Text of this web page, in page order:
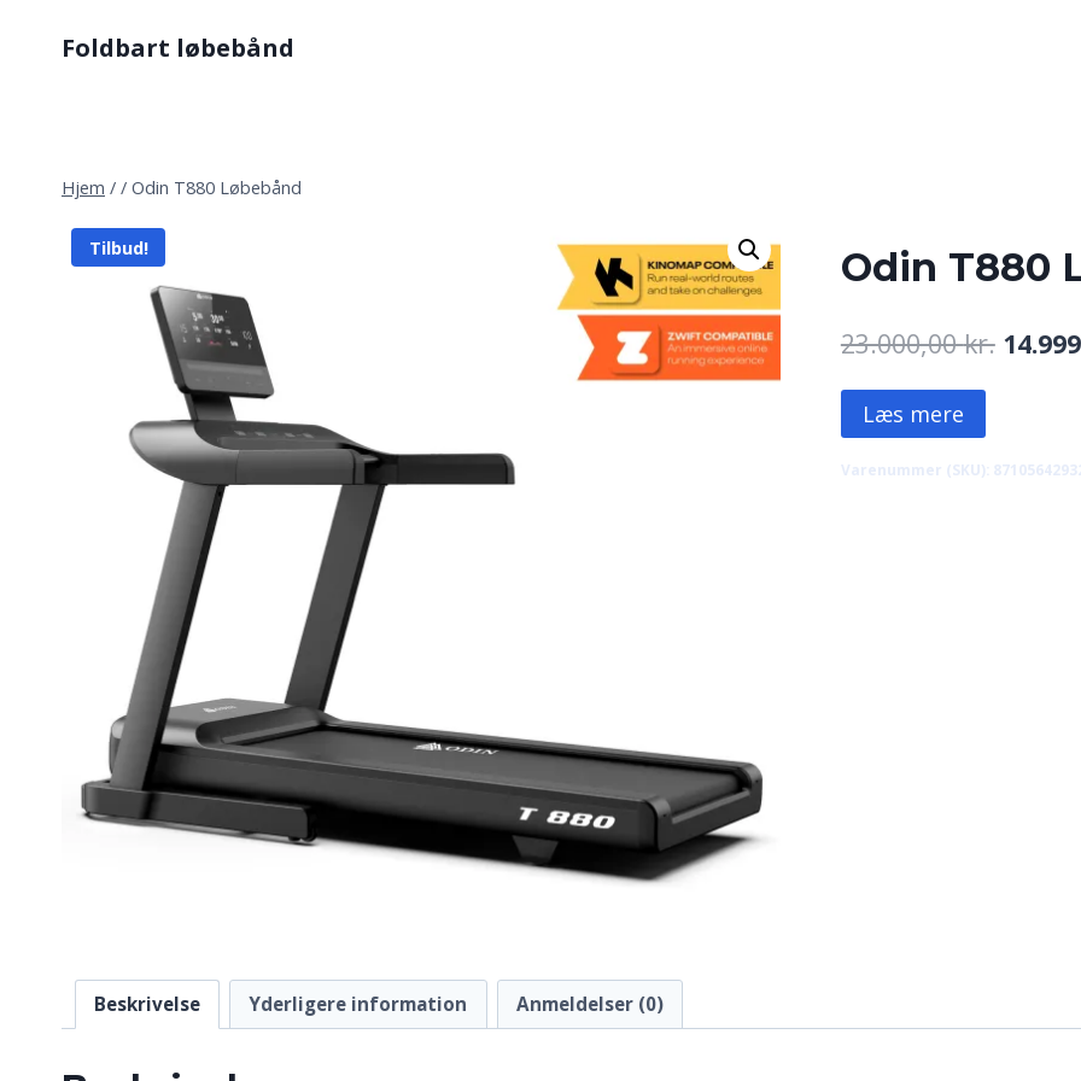
Foldbart løbebånd
Hjem / / Odin T880 Løbebånd
Tilbud! Odin T880
23.000,00kr. Den
var:
Læs mere
Varenummer (SKU):
Beskrivelse Yderligere information Anmeldelser (0)